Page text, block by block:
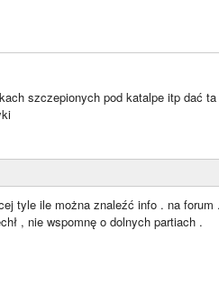
szczepionych pod katalpe itp dać
tyle ile można znaleźć info . na forum
, nie wspomnę o dolnych partiach .